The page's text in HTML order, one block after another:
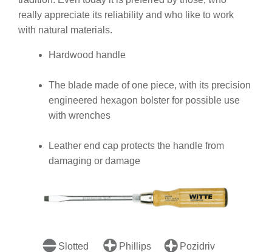
really appreciate its reliability and who like to work
with natural materials.
Hardwood handle
The blade made of one piece, with its precision
engineered hexagon bolster for possible use
with wrenches
Leather end cap protects the handle from
damaging or damage
Slotted Phillips Pozidriv